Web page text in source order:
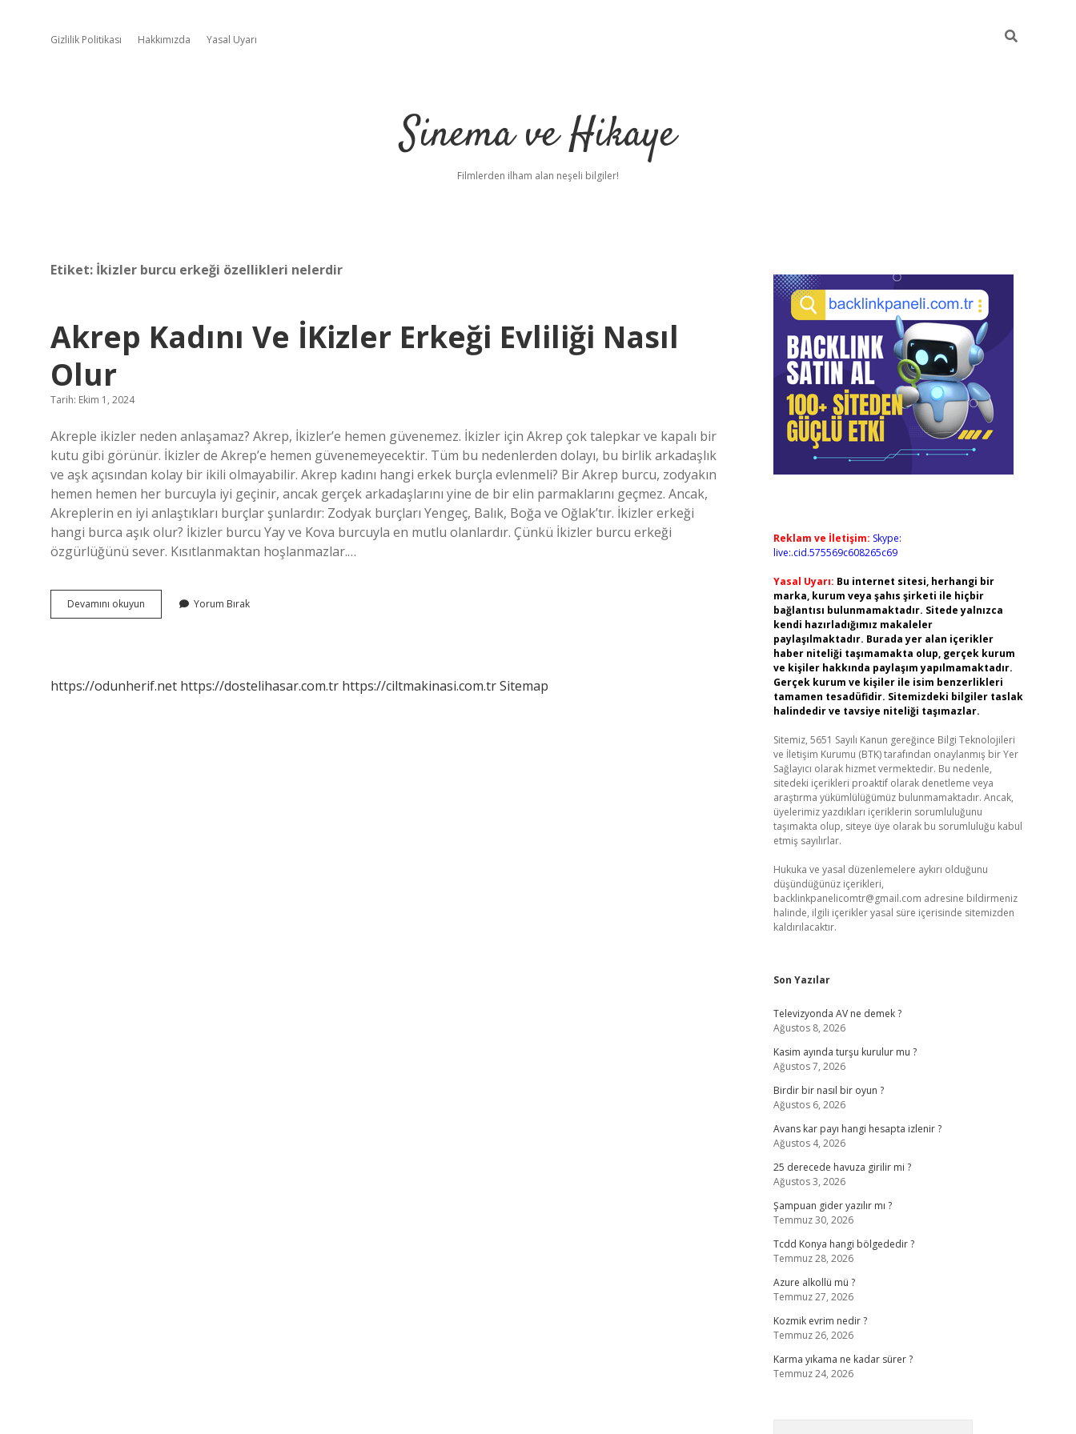
Gizlilik Politikası Hakkımızda Yasal Uyarı
Sinema ve Hikaye
Filmlerden ilham alan neşeli bilgiler!
Etiket: İkizler burcu erkeği özellikleri nelerdir
Akrep Kadını Ve İKizler Erkeği Evliliği Nasıl
Olur
Tarih: Ekim 1, 2024
Akreple ikizler neden anlaşamaz? Akrep, İkizler’e hemen güvenemez. İkizler için Akrep çok talepkar ve kapalı bir
kutu gibi görünür. İkizler de Akrep’e hemen güvenemeyecektir. Tüm bu nedenlerden dolayı, bu birlik arkadaşlık
ve aşk açısından kolay bir ikili olmayabilir. Akrep kadını hangi erkek burçla evlenmeli? Bir Akrep burcu, zodyakın
hemen hemen her burcuyla iyi geçinir, ancak gerçek arkadaşlarını yine de bir elin parmaklarını geçmez. Ancak,
Akreplerin en iyi anlaştıkları burçlar şunlardır: Zodyak burçları Yengeç, Balık, Boğa ve Oğlak’tır. İkizler erkeği
hangi burca aşık olur? İkizler burcu Yay ve Kova burcuyla en mutlu olanlardır. Çünkü İkizler burcu erkeği
özgürlüğünü sever. Kısıtlanmaktan hoşlanmazlar.…
Devamını okuyun
Kadını
Nasıl
Yorum Bırak
https://odunherif.net https://dostelihasar.com.tr https://ciltmakinasi.com.trSitemap
Sidebar
Reklam ve İletişim: Skype:
live:.cid.575569c608265c69
Yasal Uyarı: Bu internet sitesi, herhangi bir
marka, kurum veya şahıs şirketi ile hiçbir
bağlantısı bulunmamaktadır. Sitede yalnızca
kendi hazırladığımız makaleler
paylaşılmaktadır. Burada yer alan içerikler
haber niteliği taşımamakta olup, gerçek kurum
ve kişiler hakkında paylaşım yapılmamaktadır.
Gerçek kurum ve kişiler ile isim benzerlikleri
tamamen tesadüfidir. Sitemizdeki bilgiler taslak
halindedir ve tavsiye niteliği taşımazlar.
Sitemiz, 5651 Sayılı Kanun gereğince Bilgi Teknolojileri
ve İletişim Kurumu (BTK) tarafından onaylanmış bir Yer
Sağlayıcı olarak hizmet vermektedir. Bu nedenle,
sitedeki içerikleri proaktif olarak denetleme veya
araştırma yükümlülüğümüz bulunmamaktadır. Ancak,
üyelerimiz yazdıkları içeriklerin sorumluluğunu
taşımakta olup, siteye üye olarak bu sorumluluğu kabul
etmiş sayılırlar.
Hukuka ve yasal düzenlemelere aykırı olduğunu
düşündüğünüz içerikleri,
backlinkpanelicomtr@gmail.com adresine bildirmeniz
halinde, ilgili içerikler yasal süre içerisinde sitemizden
kaldırılacaktır.
Son Yazılar
Televizyonda AV ne demek ?
Ağustos 8, 2026
Kasim ayında turşu kurulur mu ?
Ağustos 7, 2026
Birdir bir nasıl bir oyun ?
Ağustos 6, 2026
Avans kar payı hangi hesapta izlenir ?
Ağustos 4, 2026
25 derecede havuza girilir mi ?
Ağustos 3, 2026
Şampuan gider yazılır mı ?
Temmuz 30, 2026
Tcdd Konya hangi bölgededir ?
Temmuz 28, 2026
Azure alkollü mü ?
Temmuz 27, 2026
Kozmik evrim nedir ?
Temmuz 26, 2026
Karma yıkama ne kadar sürer ?
Temmuz 24, 2026